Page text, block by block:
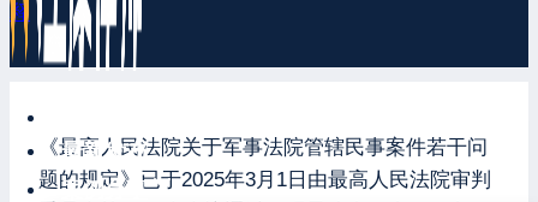
最新发布
案例分享
释
《最高人民法院关于军事法院管辖民事案件若干问
题的规定》已于2025年3月1日由最高人民法院审判